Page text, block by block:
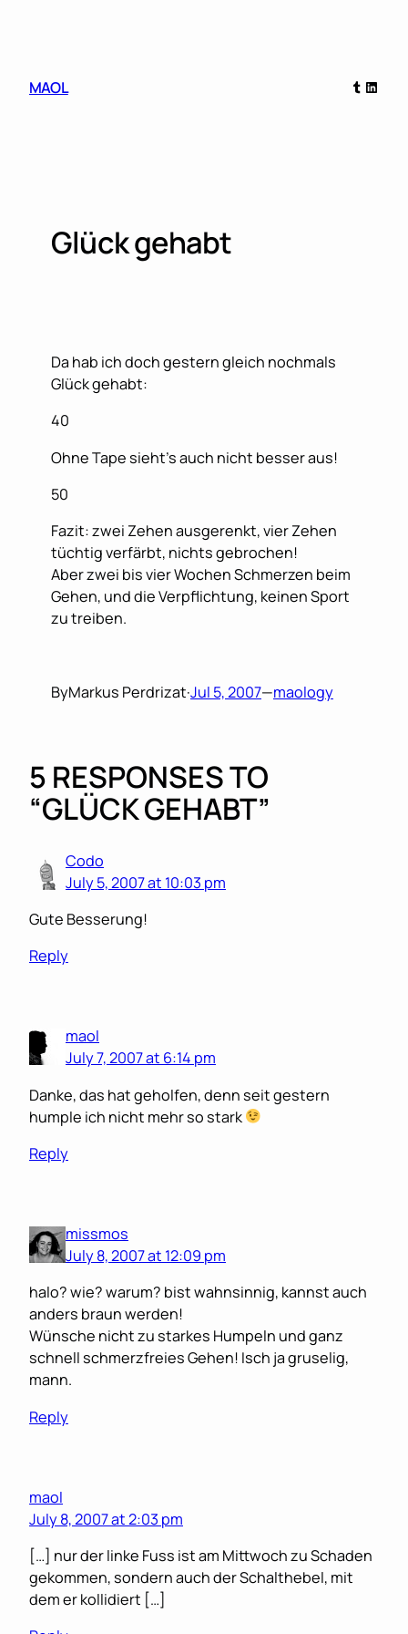
MAOL
Tumblr
Glück gehabt
Da hab ich doch gestern gleich nochmals
Glück gehabt:
40
Ohne Tape sieht’s auch nicht besser aus!
50
Fazit: zwei Zehen ausgerenkt, vier Zehen
tüchtig verfärbt, nichts gebrochen!
Aber zwei bis vier Wochen Schmerzen beim
Gehen, und die Verpflichtung, keinen Sport
zu treiben.
ByMarkus Perdrizat·Jul 5, 2007—maology
5 RESPONSES TO
“GLÜCK GEHABT”
Codo
July 5, 2007 at 10:03 pm
Gute Besserung!
Reply
maol
July 7, 2007 at 6:14 pm
Danke, das hat geholfen, denn seit gestern
humple ich nicht mehr so stark
Reply
missmos
July 8, 2007 at 12:09 pm
halo? wie? warum? bist wahnsinnig, kannst auch
anders braun werden!
Wünsche nicht zu starkes Humpeln und ganz
schnell schmerzfreies Gehen! Isch ja gruselig,
mann.
Reply
maol
July 8, 2007 at 2:03 pm
[…] nur der linke Fuss ist am Mittwoch zu Schaden
gekommen, sondern auch der Schalthebel, mit
dem er kollidiert […]